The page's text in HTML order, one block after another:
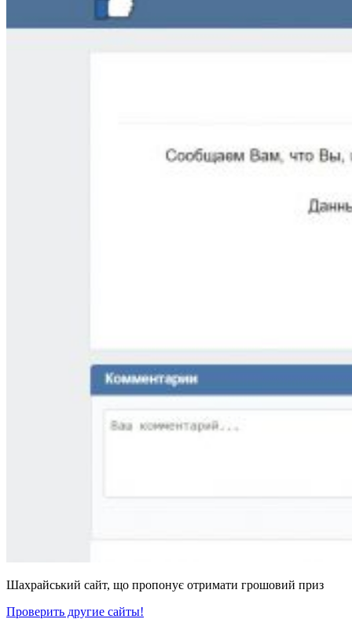
Шахрайський сайт, що пропонує отримати грошовий приз
Проверить другие сайты!